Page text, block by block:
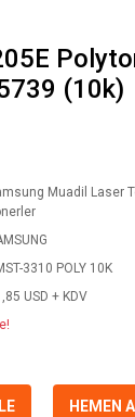
(10k)
Muadil Laser
3310 POLY 10K
USD + KDV
HEMEN